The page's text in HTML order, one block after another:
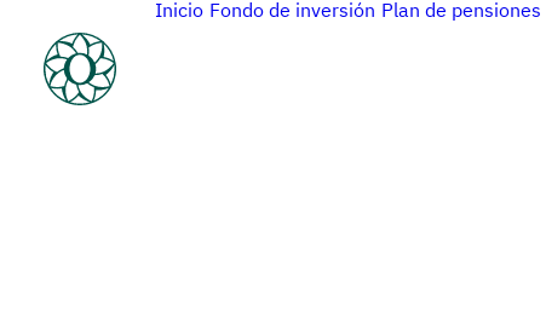
Inicio Fondo de inversión Plan de pensiones